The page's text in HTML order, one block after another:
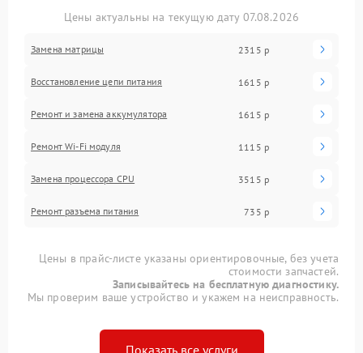
Цены актуальны на текущую дату 07.08.2026
Замена матрицы 2315 р
Восстановление цепи питания 1615 р
Ремонт и замена аккумулятора 1615 р
Ремонт Wi-Fi модуля 1115 р
Замена процессора CPU 3515 р
Ремонт разъема питания 735 р
Цены в прайс-листе указаны ориентировочные, без учета
стоимости запчастей.
Записывайтесь на бесплатную диагностику.
Мы проверим ваше устройство и укажем на неисправность.